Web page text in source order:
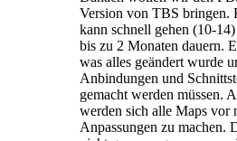
Version von TBS bringen.
kann schnell gehen (10-
bis zu 2 Monaten dauern.
was alles geändert wurde
Anbindungen und
gemacht werden müssen.
werden sich alle Maps vor
Anpassungen zu machen.